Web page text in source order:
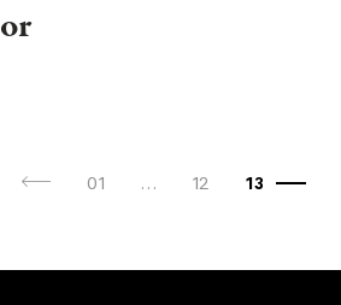
01 … 12 13